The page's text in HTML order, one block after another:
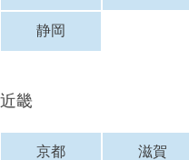
静岡
近畿
京都 滋賀